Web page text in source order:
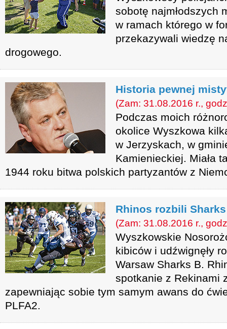
sobotę najmłodszych
w ramach którego w
przekazywali wiedzę
drogowego.
Historia pewnej
(Zam: 31.08.2016 r.,
Podczas moich
okolice Wyszkowa
w Jerzyskach, w
Kamienieckiej. Miała
1944 roku bitwa polskich partyzantów z
Rhinos rozbili Sharks
(Zam: 31.08.2016 r.,
Wyszkowskie
kibiców i udźwignęły
Warsaw Sharks B.
spotkanie z Rekinami
zapewniając sobie tym samym awans do
PLFA2.